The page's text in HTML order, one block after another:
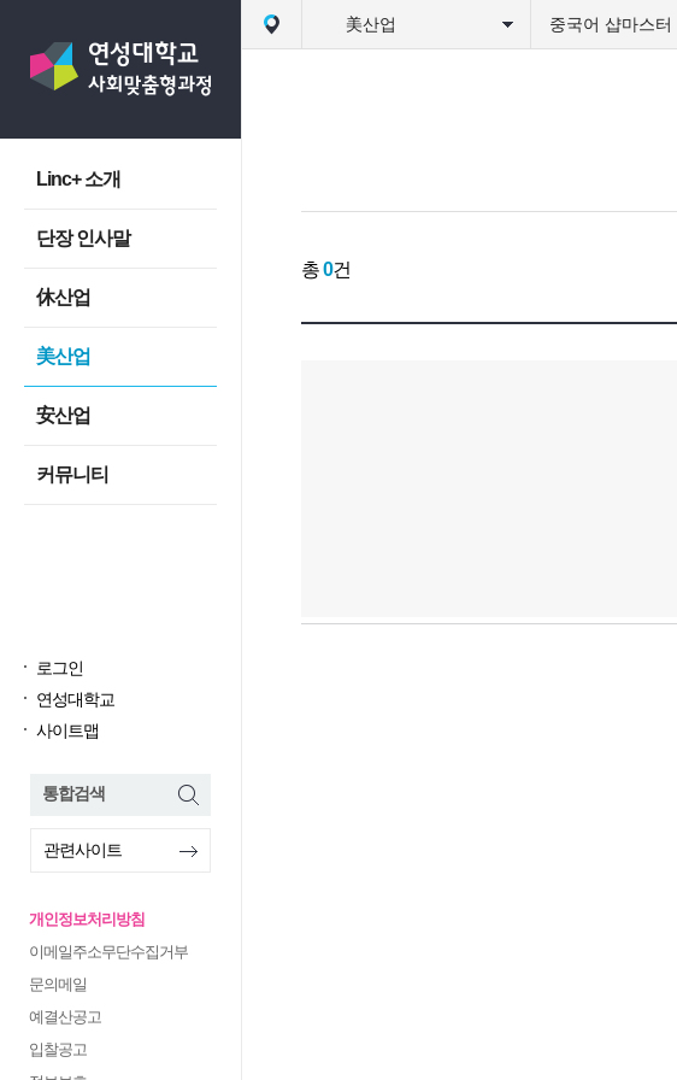
Linc+ 소개
단장 인사말
休산업
美산업
安산업
커뮤니티
로그인
연성대학교
사이트맵
통합검색
관련사이트
개인정보처리방침
이메일주소무단수집거부
문의메일
예결산공고
입찰공고
美산업 중국어 샵마스터
총0건